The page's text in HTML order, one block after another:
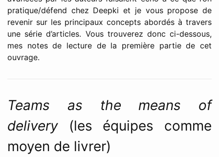
pratique/défend chez Deepki et je vous propose de
revenir sur les principaux concepts abordés à travers
une série d’articles. Vous trouverez donc ci-dessous,
mes notes de lecture de la première partie de cet
ouvrage.
Teams as the means of
delivery (les équipes comme
moyen de livrer)